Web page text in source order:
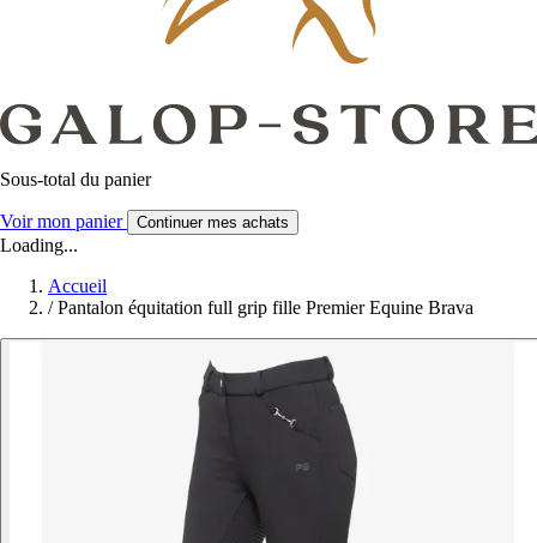
Sous-total du panier
Voir mon panier Continuer mes achats
Loading...
Accueil
/ Pantalon équitation full grip fille Premier Equine Brava